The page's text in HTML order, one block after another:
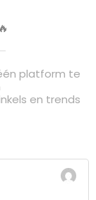
platform te
en trends